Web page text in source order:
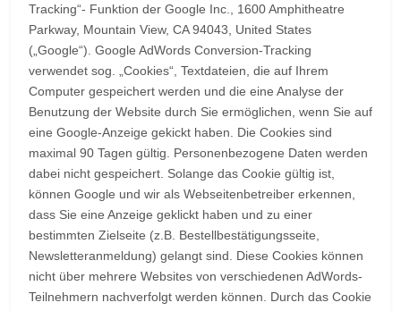
Tracking“- Funktion der Google Inc., 1600 Amphitheatre
Parkway, Mountain View, CA 94043, United States
(„Google“). Google AdWords Conversion-Tracking
verwendet sog. „Cookies“, Textdateien, die auf Ihrem
Computer gespeichert werden und die eine Analyse der
Benutzung der Website durch Sie ermöglichen, wenn Sie auf
eine Google-Anzeige gekickt haben. Die Cookies sind
maximal 90 Tagen gültig. Personenbezogene Daten werden
dabei nicht gespeichert. Solange das Cookie gültig ist,
können Google und wir als Webseitenbetreiber erkennen,
dass Sie eine Anzeige geklickt haben und zu einer
bestimmten Zielseite (z.B. Bestellbestätigungsseite,
Newsletteranmeldung) gelangt sind. Diese Cookies können
nicht über mehrere Websites von verschiedenen AdWords-
Teilnehmern nachverfolgt werden können. Durch das Cookie